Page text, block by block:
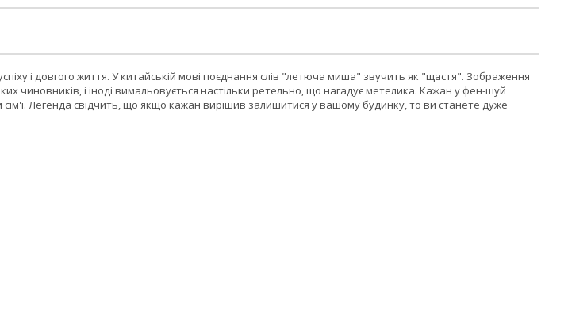
і довгого життя. У китайській мові поєднання слів "летюча миша" звучить як "щастя". Зображення
чиновників, і іноді вимальовується настільки ретельно, що нагадує метелика. Кажан у фен-шуй
сім'ї. Легенда свідчить, що якщо кажан вирішив залишитися у вашому будинку, то ви станете дуже